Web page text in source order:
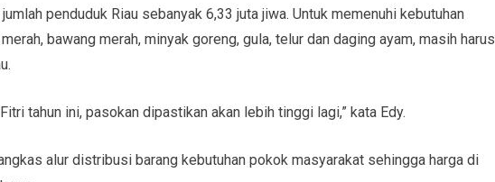
penduduk Riau sebanyak 6,33 juta jiwa. Untuk memenuhi kebutuhan
bawang merah, minyak goreng, gula, telur dan daging ayam, masih harus
tahun ini, pasokan dipastikan akan lebih tinggi lagi,” kata Edy.
alur distribusi barang kebutuhan pokok masyarakat sehingga harga di